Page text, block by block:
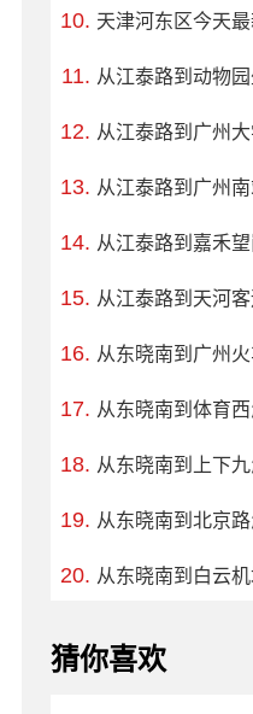
天津河东区今天
从江泰路到动物
从江泰路到广州
从江泰路到广州
从江泰路到嘉禾
从江泰路到天河
从东晓南到广州
从东晓南到体育
从东晓南到上下
从东晓南到北京
从东晓南到白云
猜你喜欢